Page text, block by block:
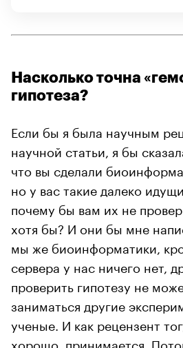
Насколько точна
гипотеза?
Если бы я была научным
научной статьи, я бы
что вы сделали
но у вас такие далеко
почему бы вам их не
хотя бы? И они бы мне
мы же биоинформатики,
сервера у нас ничего нет,
проверить гипотезу не
заниматься другие
ученые. И как рецензент
хорошо, принимается.